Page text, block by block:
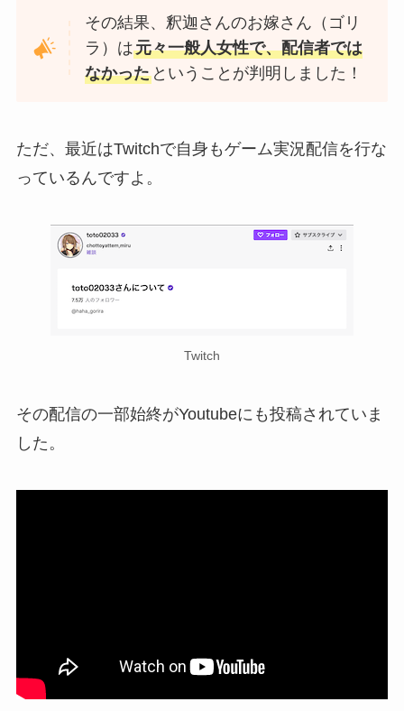
その結果、釈迦さんのお嫁さん（ゴリ
ラ）は元々一般人女性で、配信者では
なかった ということが判明しました！
ただ、最近はTwitchで自身もゲーム実況配信を行な
っているんですよ。
Twitch
その配信の一部始終がYoutubeにも投稿されていま
した。